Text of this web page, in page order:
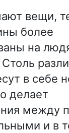
вещи,
более
на
в себе
делает
между
и в